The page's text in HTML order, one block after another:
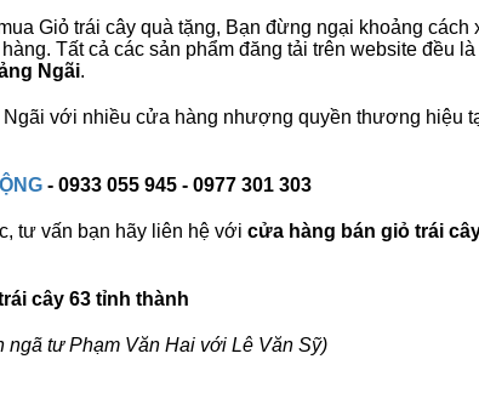
Giỏ trái cây quà tặng, Bạn đừng ngại khoảng
Tất cả các sản phẩm đăng tải trên website đều
Ngãi.
với nhiều cửa hàng nhượng quyền thương hiệu
- 0933 055 945 - 0977 301 303
tư vấn bạn hãy liên hệ với cửa hàng bán giỏ trái
cây 63 tỉnh thành
ngã tư Phạm Văn Hai với Lê Văn Sỹ)